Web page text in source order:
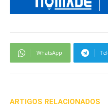
WhatsApp
ARTIGOS RELACIONADOS